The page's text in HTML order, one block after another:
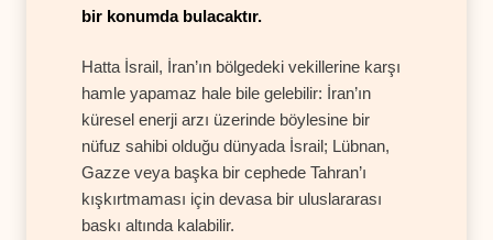
bir konumda bulacaktır.
Hatta İsrail, İran’ın bölgedeki vekillerine karşı
hamle yapamaz hale bile gelebilir: İran’ın
küresel enerji arzı üzerinde böylesine bir
nüfuz sahibi olduğu dünyada İsrail; Lübnan,
Gazze veya başka bir cephede Tahran’ı
kışkırtmaması için devasa bir uluslararası
baskı altında kalabilir.